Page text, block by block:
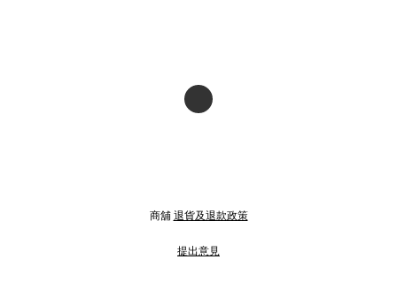
商舖 退貨及退款政策
提出意見